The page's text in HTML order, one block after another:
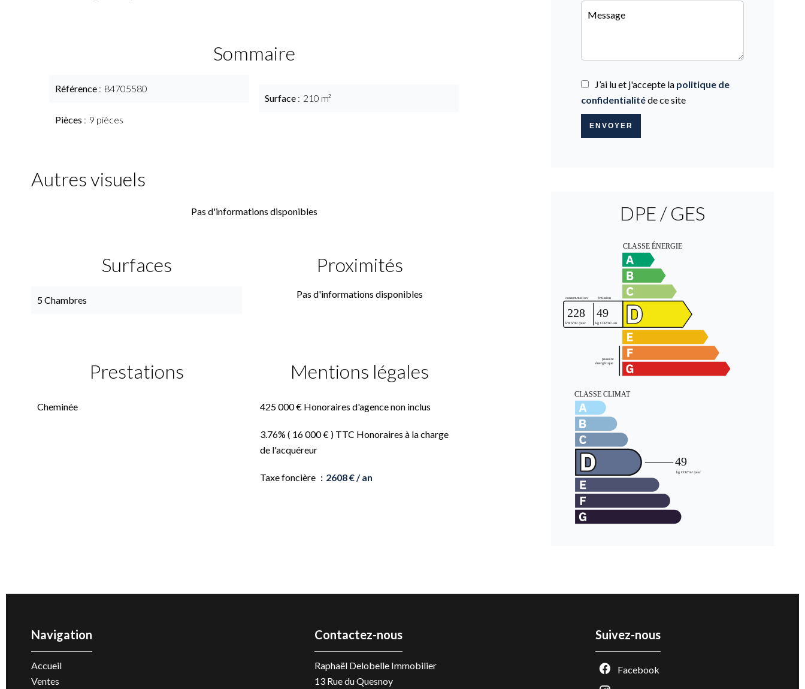
Sommaire
Référence 84705580
Pièces 9 pièces
Surface 210 m²
Autres visuels
Pas d'informations disponibles
Surfaces
5 Chambres
Proximités
Pas d'informations disponibles
Prestations
Cheminée
Mentions légales
425 000 € Honoraires d'agence non inclus
3.76% ( 16 000 € ) TTC Honoraires à la charge
de l'acquéreur
Taxe foncière 2608 € / an
J’ai lu et j'accepte la politique de
confidentialitéde ce site
ENVOYER
DPE / GES
Navigation
Accueil
Ventes
Contactez-nous
Raphaël Delobelle Immobilier
13 Rue du Quesnoy
Suivez-nous
Facebook